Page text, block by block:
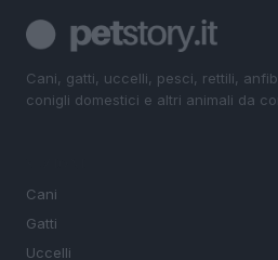
Cani, gatti, uccelli, pesci, rettili,
conigli domestici e altri animali da
Cani
Gatti
Uccelli